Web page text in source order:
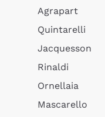
Agrapart
Quintarelli
Jacquesson
Rinaldi
Ornellaia
Mascarello